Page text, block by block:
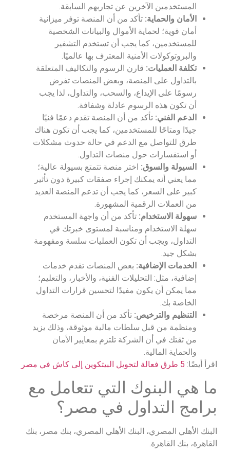
المستخدمين الآخرين عن تجاربهم السابقة.
الأمان والحماية: تأكد من أن المنصة توفر ميزانية
أمان قوية؛ لحماية الأموال والبيانات الشخصية
للمستخدمين، كما يجب أن تستخدم التشفير
والبروتوكولات الأمنية المعترف بها عالميًا.
تكلفة العمليات: قارن الرسوم والتكاليف المتعلقة
بالتداول على المنصة، وبعض المنصات تفرض
رسومًا على الإيداع، والسحب، والتداول، لذا يجب
أن تكون هذه الرسوم عادلة وشفافة.
الدعم الفني: تأكد من أن المنصة تقدم دعمًا فنيًا
جيدًا ومتاحًا للمستخدمين، كما يجب أن تكون هناك
طرق للتواصل مع الدعم في حالة حدوث مشكلات
أو استفسارات حول منصات التداول.
السيولة والسوق: اختر منصة تتمتع بسيولة عالية؛
مما يعني أنه يمكنك إجراء صفقات كبيرة دون تأثير
كبير على السعر، كما يجب أن تدعم المنصة العديد
من العملات الرقمية المشهورة.
سهولة الاستخدام: تأكد من أن واجهة المستخدم
سهلة الاستخدام ومناسبة لمستوى خبرتك في
التداول، ويجب أن تكون العمليات سلسة ومفهومة
بشكل جيد.
الخدمات الإضافية: بعض المنصات تقدم خدمات
إضافية، مثل: التحليلات الفنية، والأخبار، والتعليم؛
مما يمكن أن يكون مفيدًا لتحسين قرارات التداول
الخاصة بك.
التنظيم والترخيص: تأكد من أن المنصة مرخصة
ومنظمة من قبل سلطات مالية موثوقة، وذلك يزيد
من ثقتك في أن الشركة تلتزم بمعايير الأمان
والحماية المالية.
اقرأ أيضًا: 5 طرق فعالة لتحويل البيتكوين إلى كاش في مصر
ما هي البنوك التي تتعامل مع
برامج التداول في مصر؟
البنك الأهلي المصري، البنك الأهلي المصري، بنك مصر، بنك
القاهرة، بنك القاهرة.